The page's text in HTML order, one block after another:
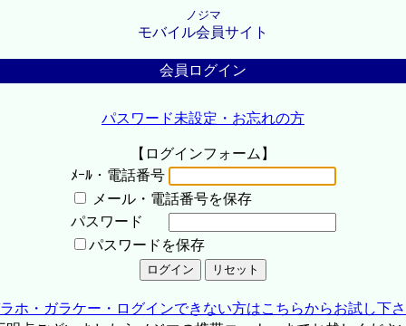
ノジマ
モバイル会員サイト
会員ログイン
パスワード未設定・お忘れの方
【ログインフォーム】
ﾒｰﾙ・電話番号
メール・電話番号を保存
パスワード
パスワードを保存
ホ・ガラケー・ログインできない方はこちらからお試し下